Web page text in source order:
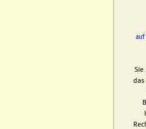
auf
Sie
das